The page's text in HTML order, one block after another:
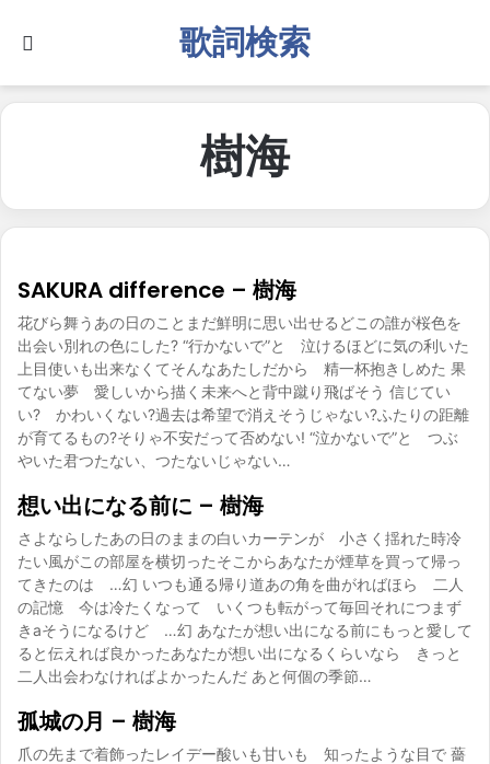
歌詞検索
樹海
SAKURA difference – 樹海
花びら舞うあの日のことまだ鮮明に思い出せるどこの誰が桜色を
出会い別れの色にした? “行かないで”と 泣けるほどに気の利いた
上目使いも出来なくてそんなあたしだから 精一杯抱きしめた 果
てない夢 愛しいから描く未来へと背中蹴り飛ばそう 信じてい
い? かわいくない?過去は希望で消えそうじゃない?ふたりの距離
が育てるもの?そりゃ不安だって否めない! “泣かないで”と つぶ
やいた君つたない、つたないじゃない…
想い出になる前に – 樹海
さよならしたあの日のままの白いカーテンが 小さく揺れた時冷
たい風がこの部屋を横切ったそこからあなたが煙草を買って帰っ
てきたのは …幻 いつも通る帰り道あの角を曲がればほら 二人
の記憶 今は冷たくなって いくつも転がって毎回それにつまず
きaそうになるけど …幻 あなたが想い出になる前にもっと愛して
ると伝えれば良かったあなたが想い出になるくらいなら きっと
二人出会わなければよかったんだ あと何個の季節…
孤城の月 – 樹海
爪の先まで着飾ったレイデー酸いも甘いも 知ったような目で 薔